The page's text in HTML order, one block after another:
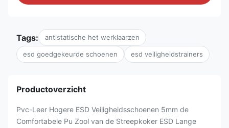
Tags: antistatische het werklaarzen
esd goedgekeurde schoenen esd veiligheidstrainers
Productoverzicht
Pvc-Leer Hogere ESD Veiligheidsschoenen 5mm de
Comfortabele Pu Zool van de Streepkoker ESD Lange